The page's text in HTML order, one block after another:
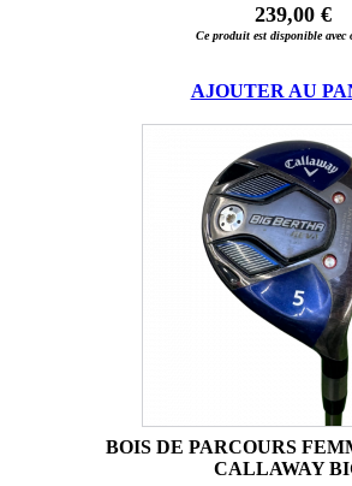
239,00 €
Ce produit est disponible avec
AJOUTER AU
BOIS DE PARCOURS
CALLAWAY